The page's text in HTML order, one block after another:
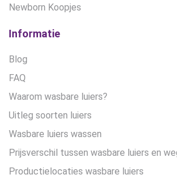
Newborn Koopjes
Informatie
Blog
FAQ
Waarom wasbare luiers?
Uitleg soorten luiers
Wasbare luiers wassen
Prijsverschil tussen wasbare luiers en
Productielocaties wasbare luiers